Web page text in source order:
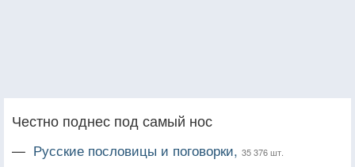
Честно поднес под самый нос
— Русские пословицы и поговорки, 35 376 шт.